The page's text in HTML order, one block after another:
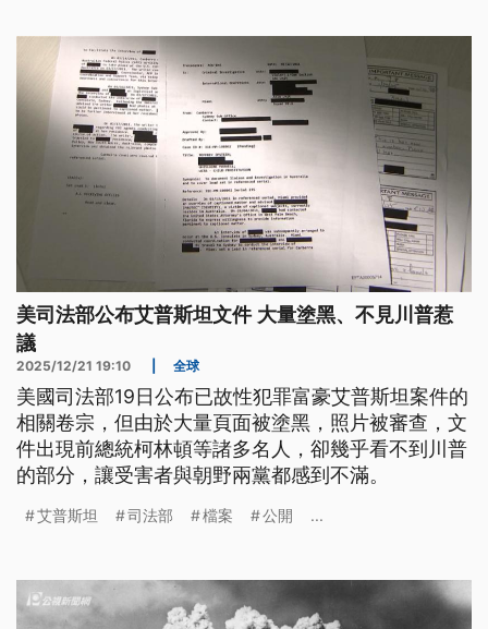
美司法部公布艾普斯坦文件 大量塗黑、不見川普惹
議
2025/12/21 19:10 全球
美國司法部19日公布已故性犯罪富豪艾普斯坦案件的
相關卷宗，但由於大量頁面被塗黑，照片被審查，文
件出現前總統柯林頓等諸多名人，卻幾乎看不到川普
的部分，讓受害者與朝野兩黨都感到不滿。
艾普斯坦 司法部 檔案 公開 ...